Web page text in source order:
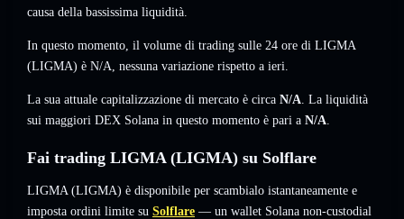
causa della bassissima liquidità.
In questo momento, il volume di trading sulle 24 ore di LIGMA
(LIGMA) è N/A, nessuna variazione rispetto a ieri.
La sua attuale capitalizzazione di mercato è circa N/A. La liquidità
sui maggiori DEX Solana in questo momento è pari a N/A.
Fai trading LIGMA (LIGMA) su Solflare
LIGMA (LIGMA) è disponibile per scambialo istantaneamente e
imposta ordini limite su Solflare — un wallet Solana non-custodial